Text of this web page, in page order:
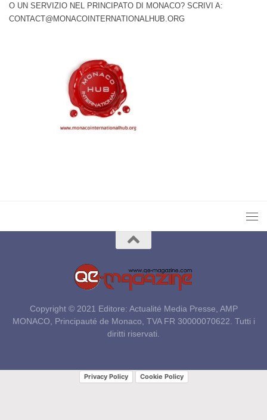
O UN SERVIZIO NEL PRINCIPATO DI MONACO? SCRIVI A:
CONTACT@MONACOINTERNATIONALHUB.ORG
Copyright © 2021 Editore: Actualité Media Presse, AMP
MONACO, Principauté de Monaco, TVA FR 30000070622. Tutti i
diritti riservati.
Privacy Policy Cookie Policy